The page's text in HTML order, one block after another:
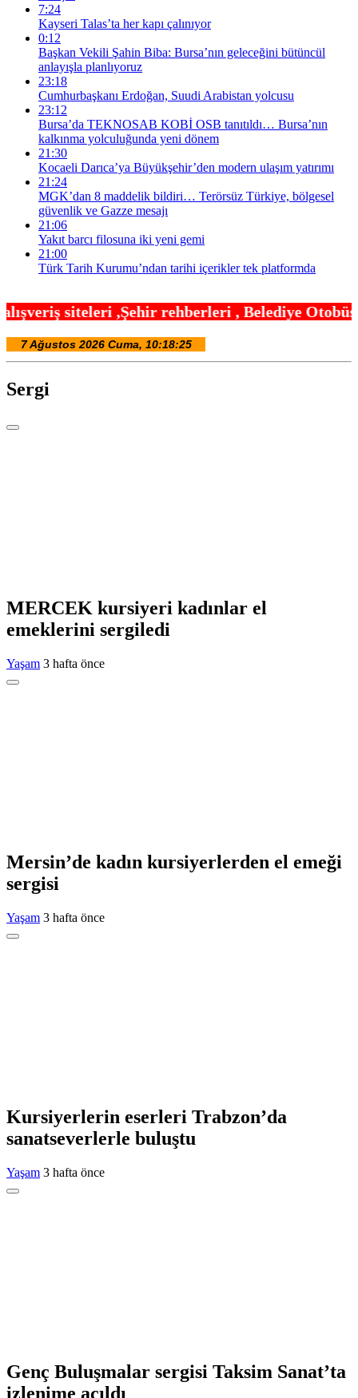
7:24
Kayseri Talas’ta her kapı çalınıyor
0:12
Başkan Vekili Şahin Biba: Bursa’nın geleceğini bütüncül
anlayışla planlıyoruz
23:18
Cumhurbaşkanı Erdoğan, Suudi Arabistan yolcusu
23:12
Bursa’da TEKNOSAB KOBİ OSB tanıtıldı… Bursa’nın
kalkınma yolculuğunda yeni dönem
21:30
Kocaeli Darıca’ya Büyükşehir’den modern ulaşım yatırımı
21:24
MGK’dan 8 maddelik bildiri… Terörsüz Türkiye, bölgesel
güvenlik ve Gazze mesajı
21:06
Yakıt barcı filosuna iki yeni gemi
21:00
Türk Tarih Kurumu’ndan tarihi içerikler tek platformda
,Şehir rehberleri , Belediye
Sergi
MERCEK kursiyeri kadınlar el
emeklerini sergiledi
Yaşam 3 hafta önce
Mersin’de kadın kursiyerlerden el emeği
sergisi
Yaşam 3 hafta önce
Kursiyerlerin eserleri Trabzon’da
sanatseverlerle buluştu
Yaşam 3 hafta önce
Genç Buluşmalar sergisi Taksim Sanat’ta
izlenime açıldı